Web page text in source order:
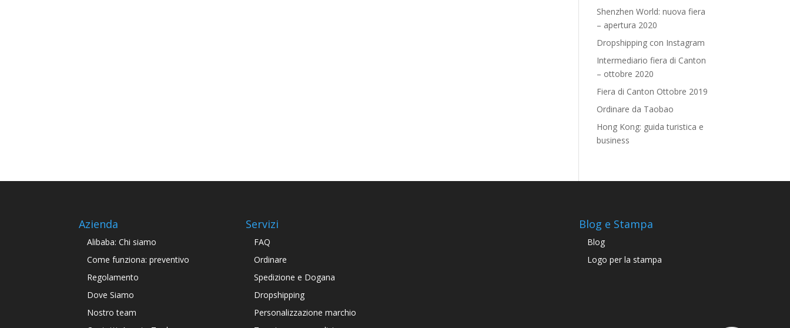
Shenzhen World: nuova fiera
– apertura 2020
Dropshipping con Instagram
Intermediario fiera di Canton
– ottobre 2020
Fiera di Canton Ottobre 2019
Ordinare da Taobao
Hong Kong: guida turistica e
business
Azienda
Alibaba: Chi siamo
Come funziona: preventivo
Regolamento
Dove Siamo
Nostro team
Servizi
FAQ
Ordinare
Spedizione e Dogana
Dropshipping
Personalizzazione marchio
Blog e Stampa
Blog
Logo per la stampa